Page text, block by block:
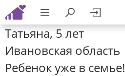
Татьяна, 5 лет
Ивановская область
Ребенок уже в семье!